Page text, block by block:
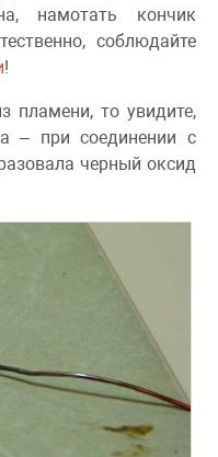
намотать кончик
соблюдайте
!
пламени, то увидите,
– при соединении с
черный оксид